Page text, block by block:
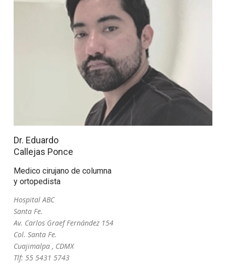
Dr. Eduardo
Callejas Ponce
Medico cirujano de columna
y ortopedista
Hospital ABC
Santa Fe.
Av. Carlos Graef Fernández 154
Col. Santa Fe.
Cuajimalpa , CDMX
Tlf: 55 5431 5743